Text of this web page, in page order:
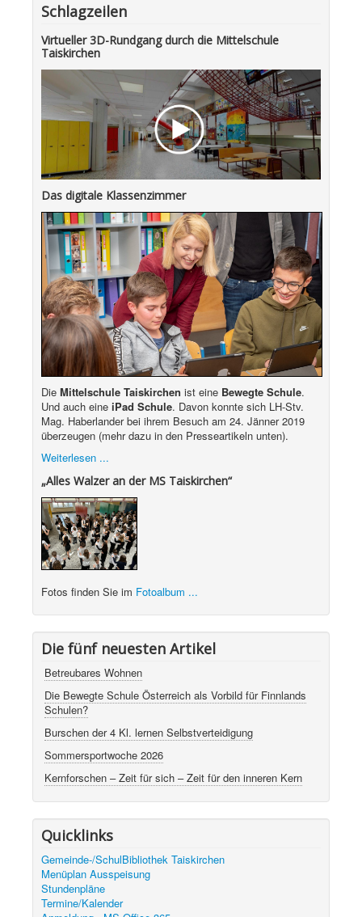
Schlagzeilen
Virtueller 3D-Rundgang durch die Mittelschule
Taiskirchen
Das digitale Klassenzimmer
Die Mittelschule Taiskirchen ist eine Bewegte Schule.
Und auch eine iPad Schule. Davon konnte sich LH-Stv.
Mag. Haberlander bei ihrem Besuch am 24. Jänner 2019
überzeugen (mehr dazu in den Presseartikeln unten).
Weiterlesen ...
„Alles Walzer an der MS Taiskirchen“
Fotos finden Sie im Fotoalbum ...
Die fünf neuesten Artikel
Betreubares Wohnen
Die Bewegte Schule Österreich als Vorbild für Finnlands
Schulen?
Burschen der 4 Kl. lernen Selbstverteidigung
Sommersportwoche 2026
Kernforschen – Zeit für sich – Zeit für den inneren Kern
Quicklinks
Gemeinde-/SchulBibliothek Taiskirchen
Menüplan Ausspeisung
Stundenpläne
Termine/Kalender